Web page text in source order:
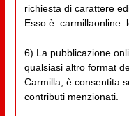
richiesta di carattere
Esso è:
6) La pubblicazione
qualsiasi altro format
Carmilla, è consentita
contributi menzionati.